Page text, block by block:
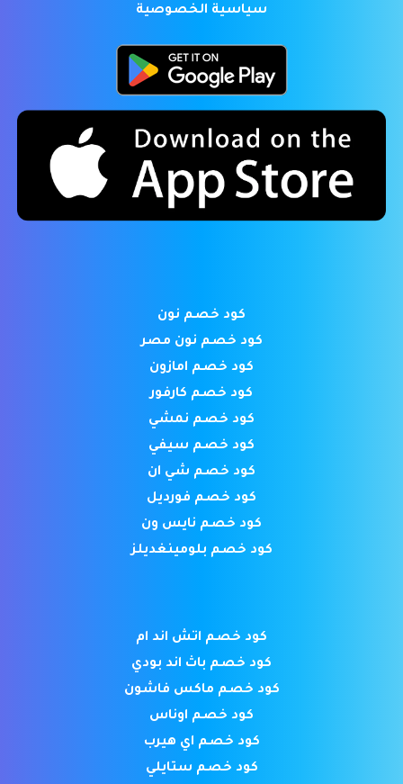
سياسية الخصوصية
كود خصم نون
كود خصم نون مصر
كود خصم امازون
كود خصم كارفور
كود خصم نمشي
كود خصم سيفي
كود خصم شي ان
كود خصم فورديل
كود خصم نايس ون
كود خصم بلومينغديلز
كود خصم اتش اند ام
كود خصم باث اند بودي
كود خصم ماكس فاشون
كود خصم اوناس
كود خصم اي هيرب
كود خصم ستايلي